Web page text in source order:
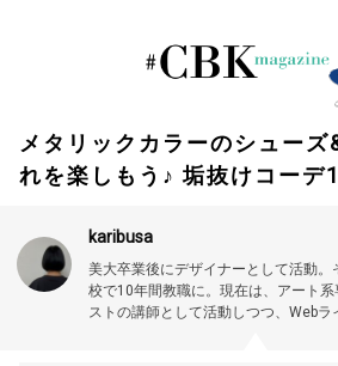
メタリックカラーのシューズ
れを楽しもう♪ 垢抜けコーデ
karibusa
美大卒業後にデザイナーとして活動
校で10年間教職に。現在は、アート
ストの講師として活動しつつ、Webラ